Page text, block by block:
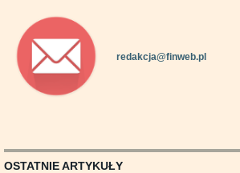
redakcja@finweb.pl
OSTATNIE ARTYKUŁY